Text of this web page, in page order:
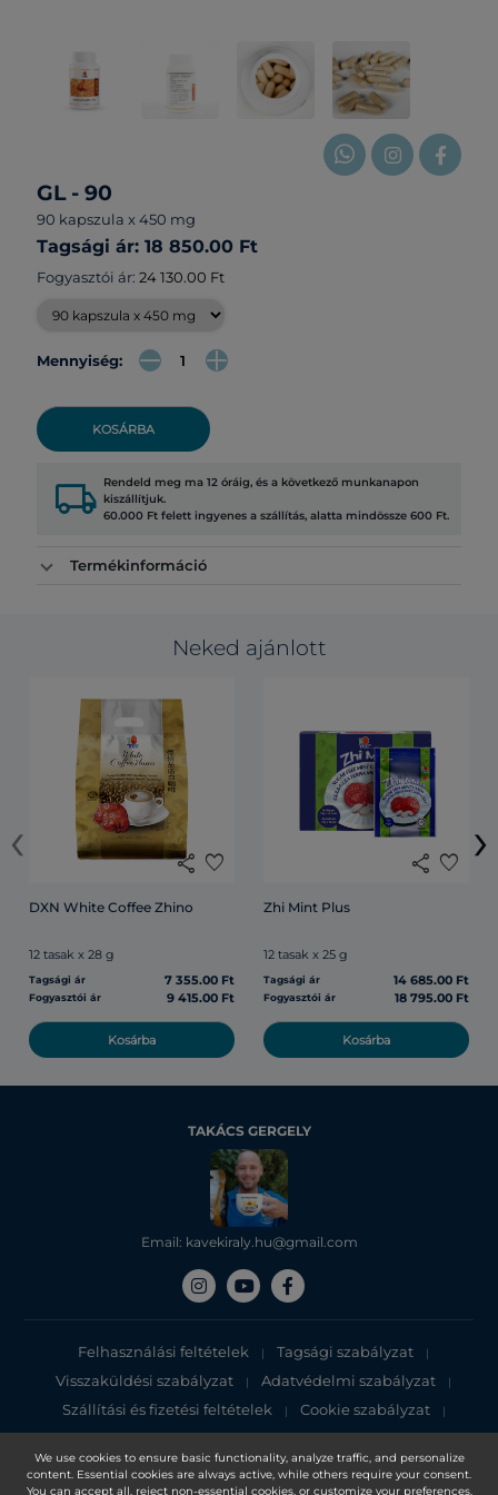
We use cookies to ensure basic functionality, analyze traffic, and personalize
content. Essential cookies are always active, while others require your consent.
You can accept all, reject non-essential cookies, or customize your preferences.
GL - 90
90 kapszula x 450 mg
Tagsági ár: 18 850.00 Ft
Fogyasztói ár: 24 130.00 Ft
Mennyiség:
KOSÁRBA
local_shipping Rendeld meg ma 12 óráig, és a következő munkanapon
kiszállítjuk.
60.000 Ft felett ingyenes a szállítás, alatta mindössze 600 Ft.
Termékinformáció
Neked ajánlott
share favorite
DXN White Coffee Zhino
12 tasak x 28 g
Tagsági ár 7 355.00 Ft
Fogyasztói ár 9 415.00 Ft
Kosárba
share favorite
Zhi Mint Plus
12 tasak x 25 g
Tagsági ár 14 685.00 Ft
Fogyasztói ár 18 795.00 Ft
Kosárba
‹ ›
TAKÁCS GERGELY
Email: kavekiraly.hu@gmail.com
Felhasználási feltételek | Tagsági szabályzat |
Visszaküldési szabályzat | Adatvédelmi szabályzat |
Szállítási és fizetési feltételek | Cookie szabályzat |
Adatvédelmi tájékoztató
Copyright 2025, DXN Holdings Bhd. 199501033918 (363120-V)